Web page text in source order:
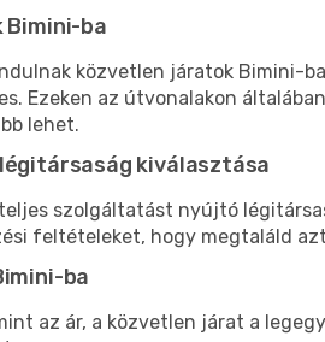
ba
közvetlen járatok Bimini-
Ezeken az útvonalakon
lehet.
kiválasztása
szolgáltatást nyújtó
feltételeket, hogy megtaláld
ba
az ár, a közvetlen járat a